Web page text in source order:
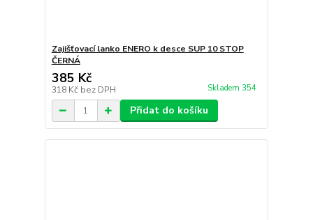
Zajišťovací lanko ENERO k desce SUP 10 STOP
ČERNÁ
385 Kč
318 Kč bez DPH Skladem 354
Přidat do košíku